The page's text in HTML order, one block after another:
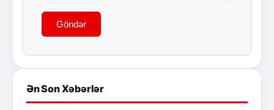
Göndər
Ən Son Xəbərlər